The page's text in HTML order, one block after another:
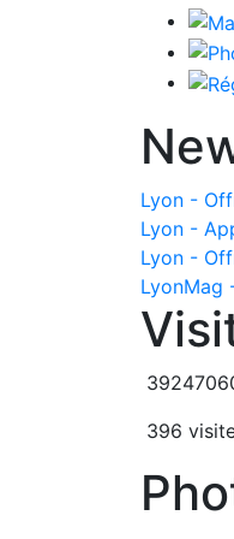
Lyon -
Lyon -
Lyon -
LyonMag
396